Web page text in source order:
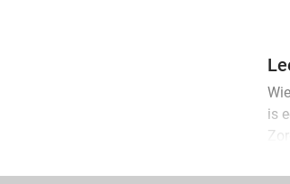
is